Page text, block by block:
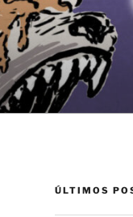
ÚLTIMOS